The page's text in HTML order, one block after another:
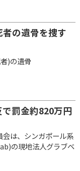
の遺骨を捜す
)の遺骨
罰金約820万円
は、シンガポール系
の現地法人グラブベ